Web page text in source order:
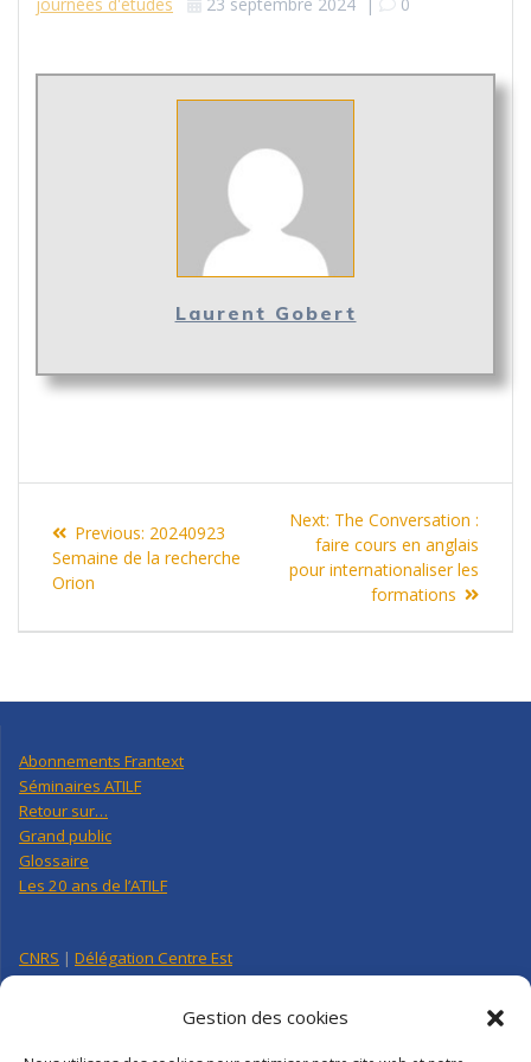
Gestion des cookies
journées d'études
23 septembre 2024 | 0
Laurent Gobert
de
Previous: Previous
post:
20240923
Semaine de la recherche
Orion
Next: Next
post:
The Conversation :
faire cours en anglais
pour internationaliser les
formations
Abonnements Frantext
Séminaires ATILF
Retour sur…
Grand public
Glossaire
Les 20 ans de l’ATILF
CNRS | Délégation Centre Est
Université de Lorraine
CNRS Hebdo Centre-Est